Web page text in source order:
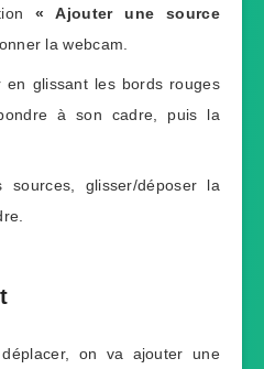
« Ajouter une source
la webcam.
en glissant les bords rouges
à son cadre, puis la
glisser/déposer la
on va ajouter une